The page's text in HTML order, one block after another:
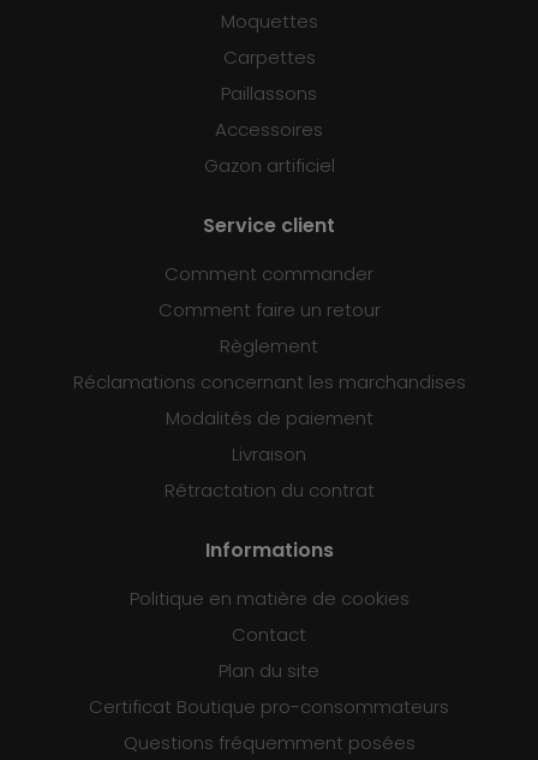
Moquettes
Carpettes
Paillassons
Accessoires
Gazon artificiel
Service client
Comment commander
Comment faire un retour
Règlement
Réclamations concernant les marchandises
Modalités de paiement
Livraison
Rétractation du contrat
Informations
Politique en matière de cookies
Contact
Plan du site
Certificat Boutique pro-consommateurs
Questions fréquemment posées